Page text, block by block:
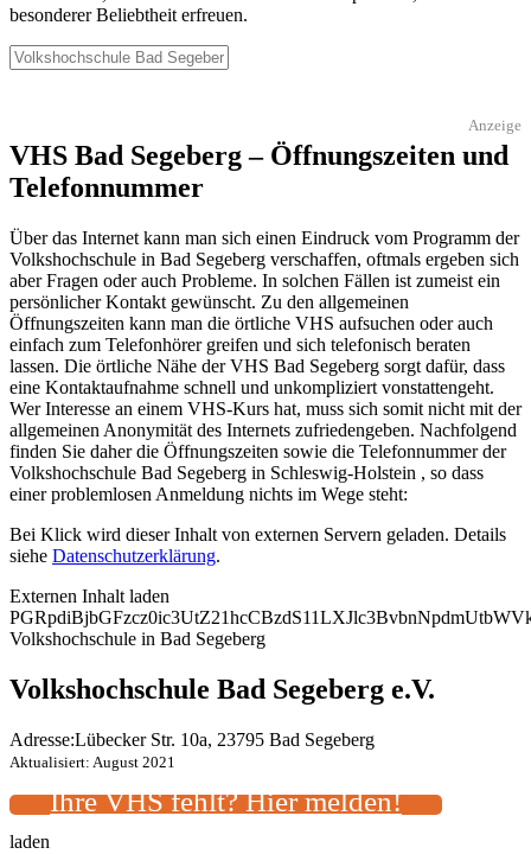
besonderer Beliebtheit erfreuen.
Anzeige
VHS Bad Segeberg – Öffnungszeiten und
Telefonnummer
Über das Internet kann man sich einen Eindruck vom Programm der
Volkshochschule in Bad Segeberg verschaffen, oftmals ergeben sich
aber Fragen oder auch Probleme. In solchen Fällen ist zumeist ein
persönlicher Kontakt gewünscht. Zu den allgemeinen
Öffnungszeiten kann man die örtliche VHS aufsuchen oder auch
einfach zum Telefonhörer greifen und sich telefonisch beraten
lassen. Die örtliche Nähe der VHS Bad Segeberg sorgt dafür, dass
eine Kontaktaufnahme schnell und unkompliziert vonstattengeht.
Wer Interesse an einem VHS-Kurs hat, muss sich somit nicht mit der
allgemeinen Anonymität des Internets zufriedengeben. Nachfolgend
finden Sie daher die Öffnungszeiten sowie die Telefonnummer der
Volkshochschule Bad Segeberg in Schleswig-Holstein , so dass
einer problemlosen Anmeldung nichts im Wege steht:
Bei Klick wird dieser Inhalt von externen Servern geladen. Details
siehe Datenschutzerklärung.
Externen Inhalt laden
Volkshochschule in Bad Segeberg
Volkshochschule Bad Segeberg e.V.
Adresse:Lübecker Str. 10a, 23795 Bad Segeberg
Aktualisiert: August 2021
Ihre VHS fehlt? Hier melden!
laden